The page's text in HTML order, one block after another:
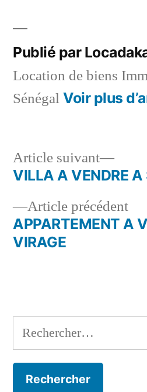
Publié par
Location de biens
Sénégal Voir plus
Navigation
de
l’article
Article précédent
APPARTEMENT A
VIRAGE
Article suivant
Article
VILLA A VENDRE A
Rechercher :